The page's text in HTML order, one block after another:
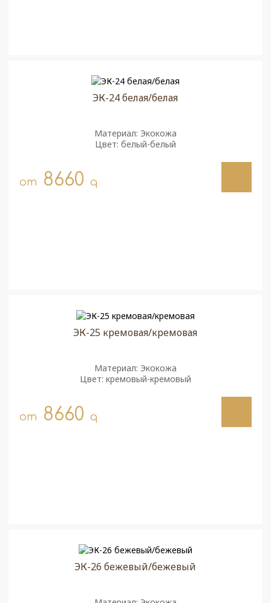
ЭК-24 белая/белая
Материал: Экокожа
Цвет: белый-белый
от 8660 q
ЭК-25 кремовая/кремовая
Материал: Экокожа
Цвет: кремовый-кремовый
от 8660 q
ЭК-26 бежевый/бежевый